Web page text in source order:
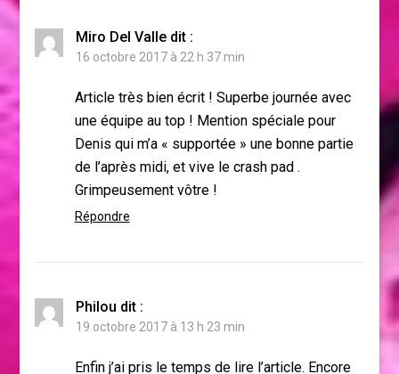
Miro Del Valle dit :
16 octobre 2017 à 22 h 37 min
Article très bien écrit ! Superbe journée avec
une équipe au top ! Mention spéciale pour
Denis qui m’a « supportée » une bonne partie
de l’après midi, et vive le crash pad .
Grimpeusement vôtre !
Répondre
Philou dit :
19 octobre 2017 à 13 h 23 min
Enfin j’ai pris le temps de lire l’article. Encore